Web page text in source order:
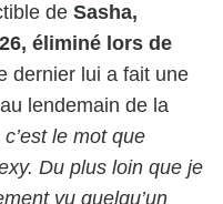
de Sasha,
éliminé lors de
dernier lui a fait une
lendemain de la
le mot que
Du plus loin que je
vu quelqu’un